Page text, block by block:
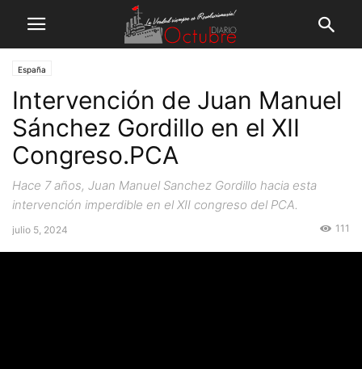
España
Intervención de Juan Manuel
Sánchez Gordillo en el XII
Congreso.PCA
Hace 7 años, Juan Manuel Sanchez Gordillo hacia esta
intervención imperdible en el XII congreso del PCA.
julio 5, 2024 111